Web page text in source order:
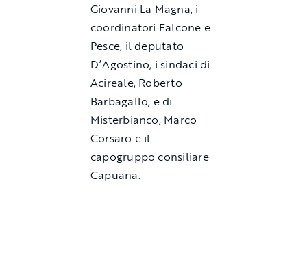
Giovanni La Magna, i
coordinatori Falcone e
Pesce, il deputato
D’Agostino, i sindaci di
Acireale, Roberto
Barbagallo, e di
Misterbianco, Marco
Corsaro e il
capogruppo consiliare
Capuana.